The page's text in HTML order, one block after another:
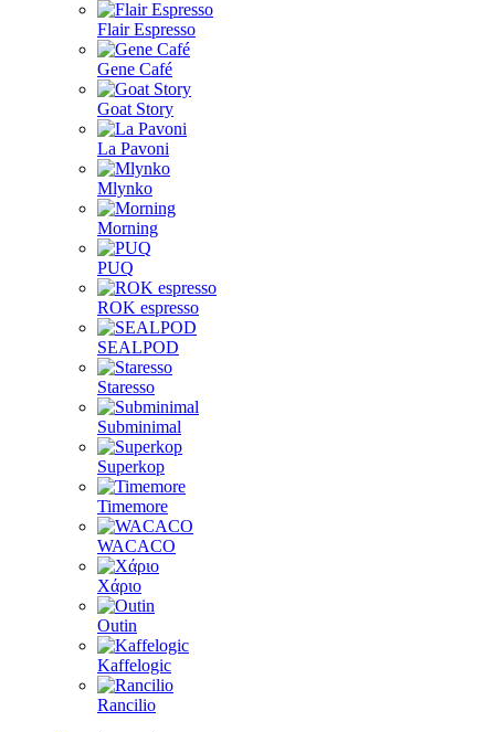
Flair Espresso
Gene Café
Goat Story
La Pavoni
Mlynko
Morning
PUQ
ROK espresso
SEALPOD
Staresso
Subminimal
Superkop
Timemore
WACACO
Χάριο
Outin
Kaffelogic
Rancilio